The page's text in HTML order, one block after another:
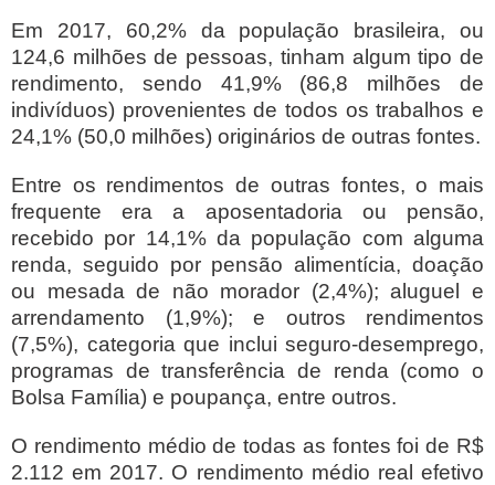
Em 2017, 60,2% da população brasileira, ou
124,6 milhões de pessoas, tinham algum tipo de
rendimento, sendo 41,9% (86,8 milhões de
indivíduos) provenientes de todos os trabalhos e
24,1% (50,0 milhões) originários de outras fontes.
Entre os rendimentos de outras fontes, o mais
frequente era a aposentadoria ou pensão,
recebido por 14,1% da população com alguma
renda, seguido por pensão alimentícia, doação
ou mesada de não morador (2,4%); aluguel e
arrendamento (1,9%); e outros rendimentos
(7,5%), categoria que inclui seguro-desemprego,
programas de transferência de renda (como o
Bolsa Família) e poupança, entre outros.
O rendimento médio de todas as fontes foi de R$
2.112 em 2017. O rendimento médio real efetivo